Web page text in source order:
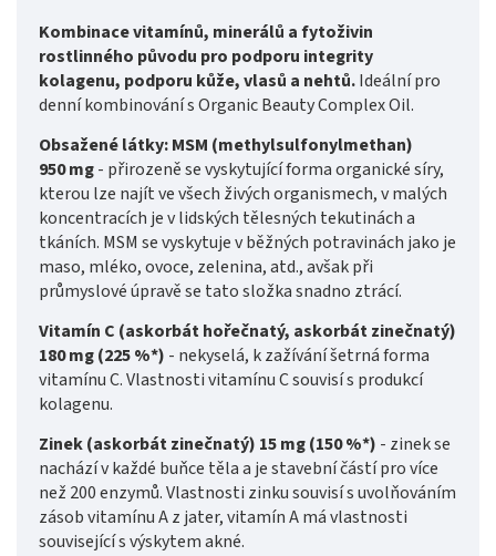
Kombinace vitamínů, minerálů a fytoživin
rostlinného původu pro podporu integrity
kolagenu, podporu kůže, vlasů a nehtů.Ideální pro
denní kombinování s Organic Beauty Complex Oil.
Obsažené látky: MSM (methylsulfonylmethan)
950 mg- přirozeně se vyskytující forma organické síry,
kterou lze najít ve všech živých organismech, v malých
koncentracích je v lidských tělesných tekutinách a
tkáních. MSM se vyskytuje v běžných potravinách jako je
maso, mléko, ovoce, zelenina, atd., avšak při
průmyslové úpravě se tato složka snadno ztrácí.
Vitamín C (askorbát hořečnatý, askorbát zinečnatý)
180 mg (225 %*) - nekyselá, k zažívání šetrná forma
vitamínu C. Vlastnosti vitamínu C souvisí s produkcí
kolagenu.
Zinek (askorbát zinečnatý) 15 mg (150 %*) - zinek se
nachází v každé buňce těla a je stavební částí pro více
než 200 enzymů. Vlastnosti zinku souvisí s uvolňováním
zásob vitamínu A z jater, vitamín A má vlastnosti
související s výskytem akné.